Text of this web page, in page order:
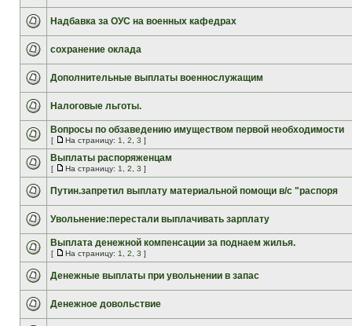
Надбавка за ОУС на военных кафедрах
сохранение оклада
Дополнительные выплаты военнослужащим
Налоговые льготы.
Вопросы по обзаведению имуществом первой необходимости
[ На страницу: 1 2 3 ]
Выплаты распоряженцам
[ На страницу: 1 2 3 ]
Путин.запретил выплату материальной помощи в/с "распоря
Увольнение:перестали выплачивать зарплату
Выплата денежной компенсации за поднаем жилья.
[ На страницу: 1 2 3 ]
Денежные выплаты при увольнении в запас
Денежное довольствие